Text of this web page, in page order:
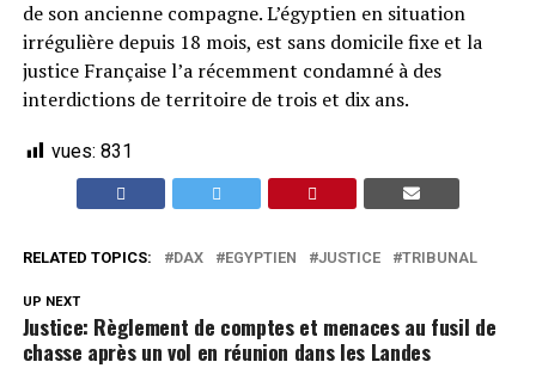
de son ancienne compagne. L’égyptien en situation
irrégulière depuis 18 mois, est sans domicile fixe et la
justice Française l’a récemment condamné à des
interdictions de territoire de trois et dix ans.
vues: 831
RELATED TOPICS: DAX EGYPTIEN JUSTICE TRIBUNAL
UP NEXT
Justice: Règlement de comptes et menaces au fusil de
chasse après un vol en réunion dans les Landes